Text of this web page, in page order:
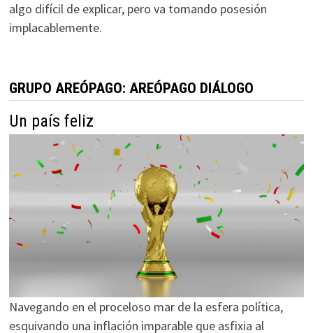
algo difícil de explicar, pero va tomando posesión
implacablemente.
GRUPO AREÓPAGO: AREÓPAGO DIÁLOGO
Un país feliz
Navegando en el proceloso mar de la esfera política,
esquivando una inflación imparable que asfixia al